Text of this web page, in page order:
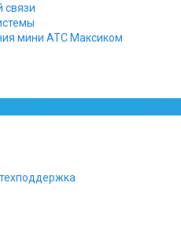
связи
мини АТС Максиком